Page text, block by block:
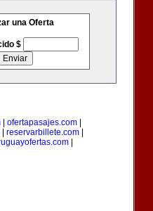
una Oferta
$
ofertapasajes.com
| reservarbillete.com|